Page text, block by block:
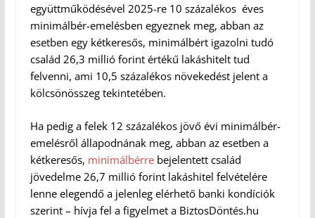
együttműködésével 2025-re 10 százalékos éves
minimálbér-emelésben egyeznek meg, abban az
esetben egy kétkeresős, minimálbért igazolni tudó
család 26,3 millió forint értékű lakáshitelt tud
felvenni, ami 10,5 százalékos növekedést jelent a
kölcsönösszeg tekintetében.
Ha pedig a felek 12 százalékos jövő évi minimálbér-
emelésről állapodnának meg, abban az esetben a
kétkeresős, minimálbérrebejelentett család
jövedelme 26,7 millió forint lakáshitel felvételére
lenne elegendő a jelenleg elérhető banki kondíciók
szerint – hívja fel a figyelmet a BiztosDöntés.hu